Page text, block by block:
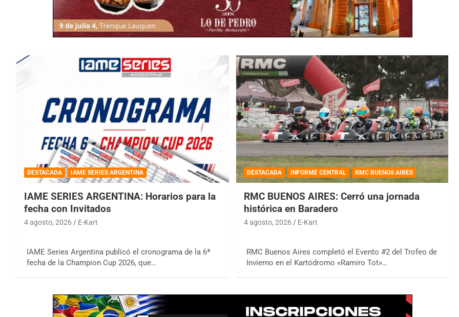
DESTACADA IAME SERIES ARGENTINA
IAME SERIES ARGENTINA: Horarios para la
fecha con Invitados
4 agosto, 2026 E-Kart
IAME Series Argentina publicó el cronograma de la 6ª
fecha de la Champion Cup 2026, que…
DESTACADA INFORME CENTRAL RMC BUENOS AIRES
RMC BUENOS AIRES: Cerró una jornada
histórica en Baradero
4 agosto, 2026 E-Kart
RMC Buenos Aires completó el Evento #2 del Trofeo de
Invierno en el Kartódromo «Ramiro Tot»…